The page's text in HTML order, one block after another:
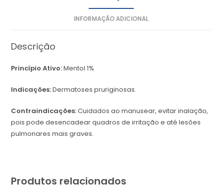
INFORMAÇÃO ADICIONAL
Descrição
Princípio Ativo:Mentol 1%
Indicações:Dermatoses pruriginosas.
Contraindicações:Cuidados ao manusear, evitar inalação,
pois pode desencadear quadros de irritação e até lesões
pulmonares mais graves.
Produtos relacionados